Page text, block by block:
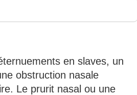
en slaves, un
obstruction nasale
Le prurit nasal ou une